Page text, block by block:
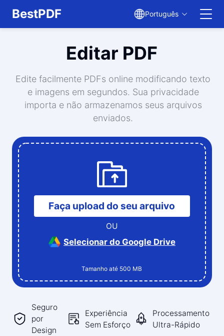
BestPDF Português
Mesclar PDF
Comprimir PDF
Converter de PDF
Converter para PDF
Converter para JPG
Editar PDF
Edite facilmente PDFs online modificando texto
e imagens em segundos. Sua privacidade
importa e não armazenamos seus arquivos
enviados.
Faça upload do seu arquivo
OU
Selecionar do Google Drive
Tamanho até 500 MB
Seguro
por
Design
Experiência
Sem Esforço
Processamento
Ultra-Rápido